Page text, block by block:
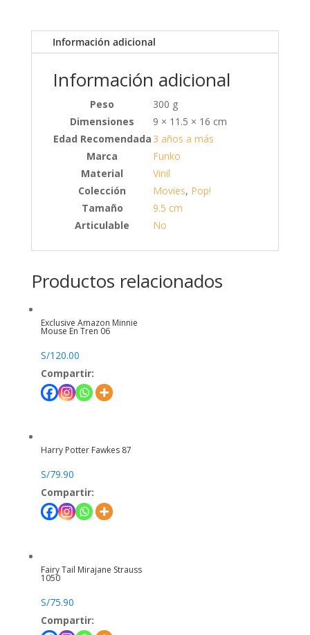
Información adicional
Información adicional
Peso
300 g
Dimensiones
9 × 11.5 × 16 cm
Edad Recomendada 3 años a más
Marca
Funko
Material
Vinil
Colección
Movies, Pop!
Tamaño
9.5 cm
Articulable
No
Productos relacionados
Exclusive Amazon Minnie
Mouse En Tren 06
S/120.00
Compartir:
Harry Potter Fawkes 87
S/79.90
Compartir:
Fairy Tail Mirajane Strauss
1050
S/75.90
Compartir: